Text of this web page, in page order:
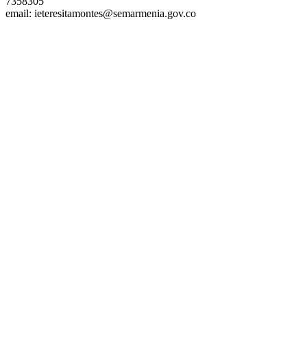
email: ieteresitamontes@semarmenia.gov.co